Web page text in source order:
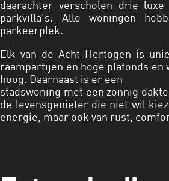
daarachter verscholen drie
parkvilla’s. Alle woningen
parkeerplek.
Elk van de Acht Hertogen is
raampartijen en hoge plafonds en
hoog. Daarnaast is er een
stadswoning met een zonnig
de levensgenieter die niet wil
energie, maar ook van rust,